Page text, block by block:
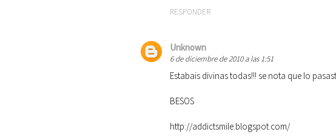
RESPONDER
Unknown
6 de diciembre de 2010 a las 1:51
Estabais divinas todas!!! se nota que lo
BESOS
http://addictsmile.blogspot.com/